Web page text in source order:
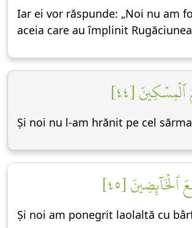
Iar ei vor răspunde: „Noi nu am
aceia care au împlinit Rugăciunea
[٤٤]
Și noi nu l-am hrănit pe cel
[٤٥]
Și noi am ponegrit laolaltă cu